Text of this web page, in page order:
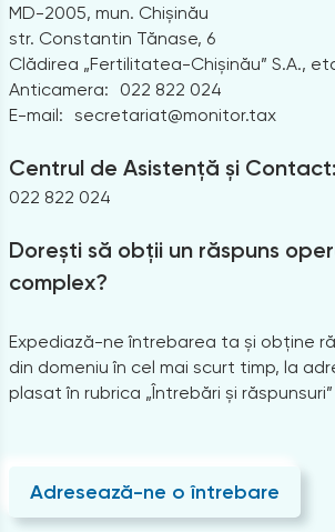
MD-2005, mun. Chișinău
str. Constantin Tănase, 6
Clădirea „Fertilitatea-Chișinău” S.A.,
Anticamera:
022 822 024
E-mail: secretariat@monitor.tax
Centrul de Asistență și Contact:
022 822 024
Dorești să obții un răspuns
complex?
Expediază-ne întrebarea ta și obține
din domeniu în cel mai scurt timp, la
plasat în rubrica „Întrebări și răspunsuri”
Adresează-ne o întrebare